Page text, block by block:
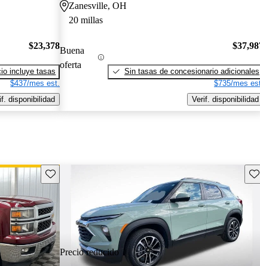
$23,378
incluye tasas
$437/mes est.
disponibilidad
Zanesville, OH
20 millas
Buena
oferta
Sin tasas de concesionario adicionales
$735/mes
Verif. disponibilidad
Guarda este Aviso
Precio reducido